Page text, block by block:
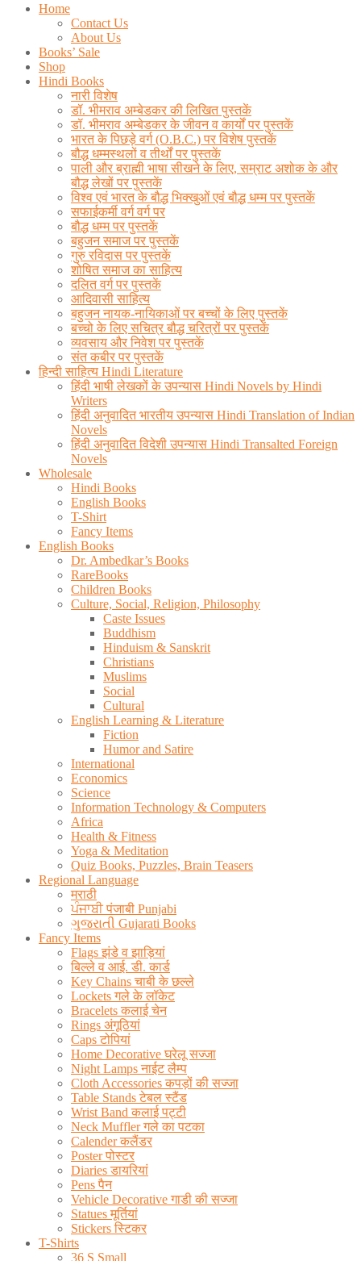
Home
Contact Us
About Us
Books’ Sale
Shop
Hindi Books
नारी विशेष
डॉ. भीमराव अम्बेडकर की लिखित पुस्तकें
डॉ. भीमराव अम्बेडकर के जीवन व कार्यों पर पुस्तकें
भारत के पिछड़े वर्ग (O.B.C.) पर विशेष पुस्तकें
बौद्ध धम्मस्थलों व तीर्थों पर पुस्तकें
पाली और ब्राह्मी भाषा सीखने के लिए, सम्राट अशोक के और
बौद्ध लेखों पर पुस्तकें
विश्व एवं भारत के बौद्ध भिक्खुओं एवं बौद्ध धम्म पर पुस्तकें
सफाईकर्मी वर्ग वर्ग पर
बौद्ध धम्म पर पुस्तकें
बहुजन समाज पर पुस्तकें
गुरु रविदास पर पुस्तकें
शोषित समाज का साहित्य
दलित वर्ग पर पुस्तकें
आदिवासी साहित्य
बहुजन नायक-नायिकाओं पर बच्चों के लिए पुस्तकें
बच्चो के लिए सचित्र बौद्ध चरित्रों पर पुस्तकें
व्यवसाय और निवेश पर पुस्तकें
संत कबीर पर पुस्तकें
हिन्दी साहित्य Hindi Literature
हिंदी भाषी लेखकों के उपन्यास Hindi Novels by Hindi
Writers
हिंदी अनुवादित भारतीय उपन्यास Hindi Translation of Indian
Novels
हिंदी अनुवादित विदेशी उपन्यास Hindi Transalted Foreign
Novels
Wholesale
Hindi Books
English Books
T-Shirt
Fancy Items
English Books
Dr. Ambedkar’s Books
RareBooks
Children Books
Culture, Social, Religion, Philosophy
Caste Issues
Buddhism
Hinduism & Sanskrit
Christians
Muslims
Social
Cultural
English Learning & Literature
Fiction
Humor and Satire
International
Economics
Science
Information Technology & Computers
Africa
Health & Fitness
Yoga & Meditation
Quiz Books, Puzzles, Brain Teasers
Regional Language
मराठी
ਪੰਜਾਬੀ पंजाबी Punjabi
ગુજરાતી Gujarati Books
Fancy Items
Flags झंडे व झाड़ियां
बिल्ले व आई. डी. कार्ड
Key Chains चाबी के छल्ले
Lockets गले के लॉकेट
Bracelets कलाई चेन
Rings अंगूठियां
Caps टोपियां
Home Decorative घरेलू सज्जा
Night Lamps नाईट लैम्प
Cloth Accessories कपड़ों की सज्जा
Table Stands टेबल स्टैंड
Wrist Band कलाई पट्टी
Neck Muffler गले का पटका
Calender कलैंडर
Poster पोस्टर
Diaries डायरियां
Pens पैन
Vehicle Decorative गाडी की सज्जा
Statues मूर्तियां
Stickers स्टिकर
T-Shirts
36 S Small